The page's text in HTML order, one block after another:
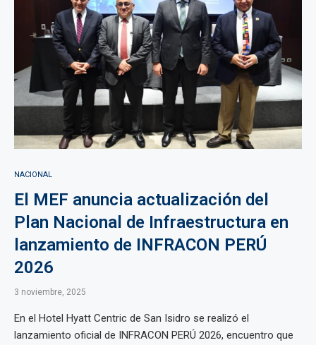
NACIONAL
El MEF anuncia actualización del
Plan Nacional de Infraestructura en
lanzamiento de INFRACON PERÚ
2026
3 noviembre, 2025
En el Hotel Hyatt Centric de San Isidro se realizó el
lanzamiento oficial de INFRACON PERÚ 2026, encuentro que